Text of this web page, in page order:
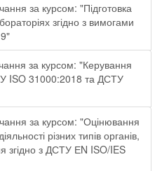
за курсом: "Підготовка
згідно з вимогами
за курсом: "Керування
ISO 31000:2018 та ДСТУ
за курсом: "Оцінювання
різних типів органів,
згідно з ДСТУ ЕN ISO/IES